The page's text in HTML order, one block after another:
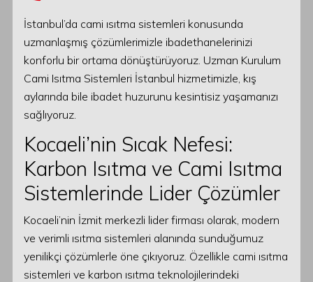
İstanbul’da cami ısıtma sistemleri konusunda
uzmanlaşmış çözümlerimizle ibadethanelerinizi
konforlu bir ortama dönüştürüyoruz. Uzman Kurulum
Cami Isıtma Sistemleri İstanbul hizmetimizle, kış
aylarında bile ibadet huzurunu kesintisiz yaşamanızı
sağlıyoruz.
Kocaeli’nin Sıcak Nefesi:
Karbon Isıtma ve Cami Isıtma
Sistemlerinde Lider Çözümler
Kocaeli’nin İzmit merkezli lider firması olarak, modern
ve verimli ısıtma sistemleri alanında sunduğumuz
yenilikçi çözümlerle öne çıkıyoruz. Özellikle cami ısıtma
sistemleri ve karbon ısıtma teknolojilerindeki